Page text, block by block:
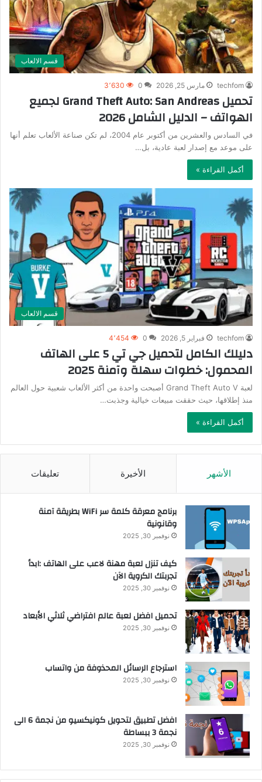
قسم الالعاب
techfom مارس 25, 2026 0 3٬630
تحميل Grand Theft Auto: San Andreas لجميع
الهواتف – الدليل الشامل 2026
في السادس والعشرين من أكتوبر عام 2004، لم تكن صناعة الألعاب تعلم أنها
على موعد مع إصدار لعبة عادية، بل…
أكمل القراءة »
قسم الالعاب
techfom فبراير 5, 2026 0 4٬454
دليلك الكامل لتحميل جي تي 5 على الهاتف
المحمول: خطوات سهلة وآمنة 2025
لعبة Grand Theft Auto V أصبحت واحدة من أكثر الألعاب شعبية حول العالم
منذ إطلاقها، حيث حققت مبيعات خيالية وجذبت…
أكمل القراءة »
الأشهر الأخيرة تعليقات
برنامج معرقة كلمة سر WiFi بطريقة آمنة
وقانونية
نوفمبر 30, 2025
كيف تنزل لعبة مهنة لاعب على الهاتف :ابدأ
تجربتك الكروية الآن
نوفمبر 30, 2025
تحميل افضل لعبة عالم افتراضي ثلاثي الأبعاد
نوفمبر 30, 2025
استرجاع الرسائل المحذوفة من واتساب
نوفمبر 30, 2025
افضل تطبيق لتحويل كونيكسيو من نجمة 6 الى
نجمة 3 ببساطة
نوفمبر 30, 2025